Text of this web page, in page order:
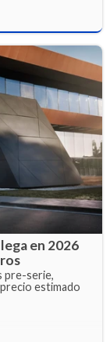
en 2026
pre-serie,
estimado